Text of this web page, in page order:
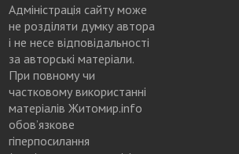
Адміністрація сайту може
не розділяти думку автора
і не несе відповідальності
за авторські матеріали.
При повному чи
частковому використанні
матеріалів Житомир.info
обов’язкове
гіперпосилання